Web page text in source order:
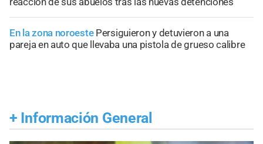
En la zona noroeste Persiguieron y detuvieron a una
pareja en auto que llevaba una pistola de grueso calibre
+ Información General